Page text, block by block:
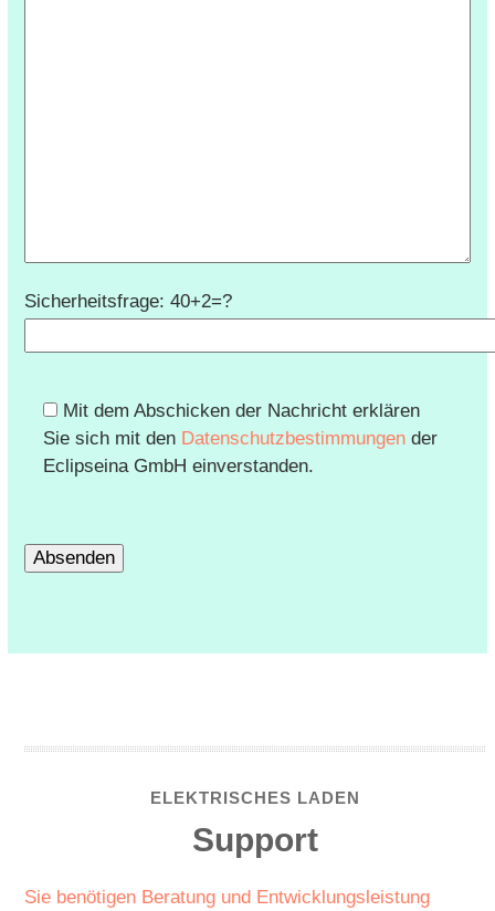
Sicherheitsfrage: 40+2=?
Mit dem Abschicken der Nachricht erklären
Sie sich mit den Datenschutzbestimmungen der
Eclipseina GmbH einverstanden.
ELEKTRISCHES LADEN
Support
Sie benötigen Beratung und Entwicklungsleistung